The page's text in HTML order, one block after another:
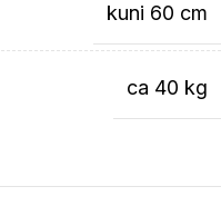
kuni 60 cm
ca 40 kg